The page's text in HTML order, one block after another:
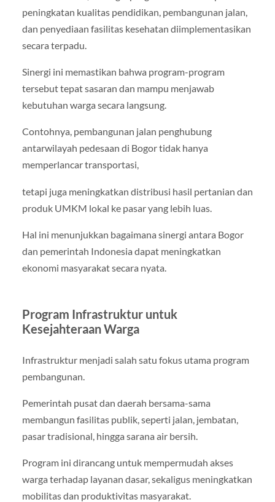
peningkatan kualitas pendidikan, pembangunan jalan,
dan penyediaan fasilitas kesehatan diimplementasikan
secara terpadu.
Sinergi ini memastikan bahwa program-program
tersebut tepat sasaran dan mampu menjawab
kebutuhan warga secara langsung.
Contohnya, pembangunan jalan penghubung
antarwilayah pedesaan di Bogor tidak hanya
memperlancar transportasi,
tetapi juga meningkatkan distribusi hasil pertanian dan
produk UMKM lokal ke pasar yang lebih luas.
Hal ini menunjukkan bagaimana sinergi antara Bogor
dan pemerintah Indonesia dapat meningkatkan
ekonomi masyarakat secara nyata.
Program Infrastruktur untuk
Kesejahteraan Warga
Infrastruktur menjadi salah satu fokus utama program
pembangunan.
Pemerintah pusat dan daerah bersama-sama
membangun fasilitas publik, seperti jalan, jembatan,
pasar tradisional, hingga sarana air bersih.
Program ini dirancang untuk mempermudah akses
warga terhadap layanan dasar, sekaligus meningkatkan
mobilitas dan produktivitas masyarakat.